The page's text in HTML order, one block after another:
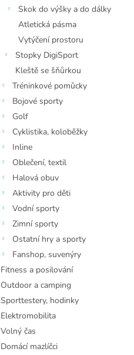
Skok do výšky a do dálky
Atletická pásma
Vytýčení prostoru
Stopky DigiSport
Kleště se šňůrkou
Tréninkové pomůcky
Bojové sporty
Golf
Cyklistika, koloběžky
Inline
Oblečení, textil
Halová obuv
Aktivity pro děti
Vodní sporty
Zimní sporty
Ostatní hry a sporty
Fanshop, suvenýry
Fitness a posilování
Outdoor a camping
Sporttestery, hodinky
Elektromobilita
Volný čas
Domácí mazlíčci